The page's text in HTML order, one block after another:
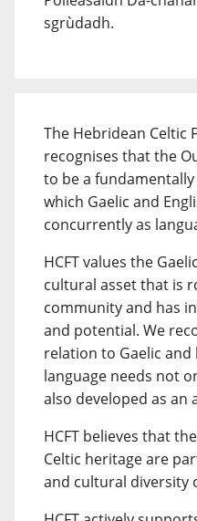
sgrùdadh.
The Hebridean Celtic
recognises that the
to be a
which Gaelic and
concurrently as
HCFT values the
cultural asset that is
community and has
and potential. We
relation to Gaelic and
language needs not
also developed as an
HCFT believes that
Celtic heritage are
and cultural diversity